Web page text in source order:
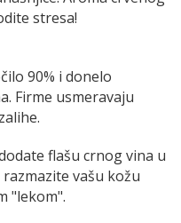
stresa!
90% i donelo
Firme usmeravaju
flašu crnog vina u
vašu kožu
"lekom".